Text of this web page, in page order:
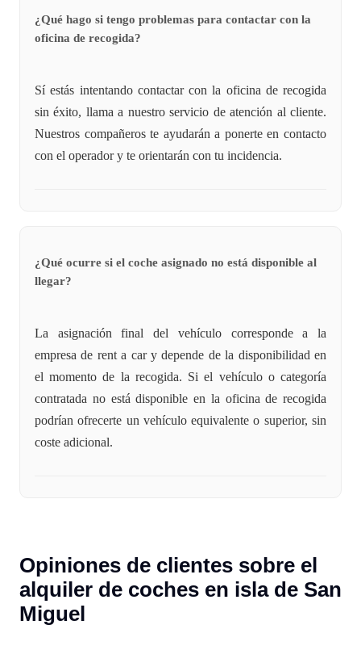
¿Qué hago si tengo problemas para contactar con la
oficina de recogida?
Sí estás intentando contactar con la oficina de recogida
sin éxito, llama a nuestro servicio de atención al cliente.
Nuestros compañeros te ayudarán a ponerte en contacto
con el operador y te orientarán con tu incidencia.
¿Qué ocurre si el coche asignado no está disponible al
llegar?
La asignación final del vehículo corresponde a la
empresa de rent a car y depende de la disponibilidad en
el momento de la recogida. Si el vehículo o categoría
contratada no está disponible en la oficina de recogida
podrían ofrecerte un vehículo equivalente o superior, sin
coste adicional.
Opiniones de clientes sobre el
alquiler de coches en isla de San
Miguel